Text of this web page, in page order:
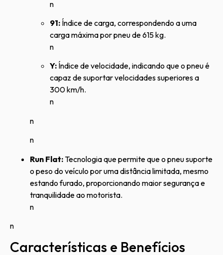
n
91: Índice de carga, correspondendo a uma
carga máxima por pneu de 615 kg.
n
Y: Índice de velocidade, indicando que o pneu é
capaz de suportar velocidades superiores a
300 km/h.
n
n
n
Run Flat:Tecnologia que permite que o pneu suporte
o peso do veículo por uma distância limitada, mesmo
estando furado, proporcionando maior segurança e
tranquilidade ao motorista.
n
n
Características e Benefícios